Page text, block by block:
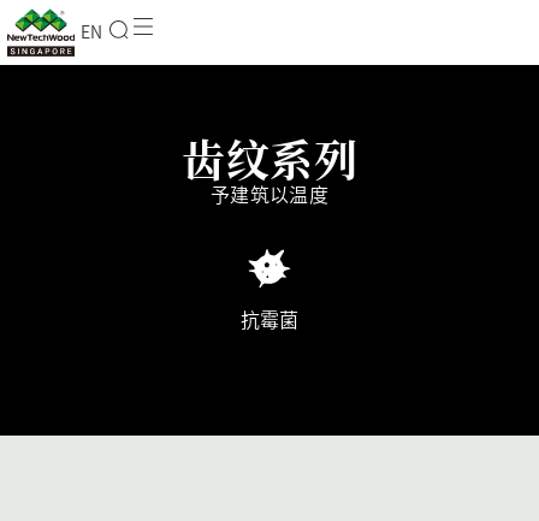
EN
齿纹系列
予建筑以温度
抗霉菌